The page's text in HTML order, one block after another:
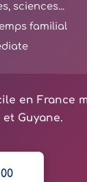
sciences...
familial
en France
Guyane.